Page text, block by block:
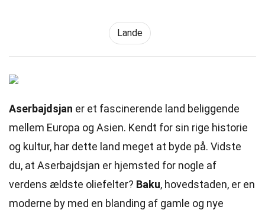
Lande
Aserbajdsjan er et fascinerende land beliggende
mellem Europa og Asien. Kendt for sin rige historie
og kultur, har dette land meget at byde på. Vidste
du, at Aserbajdsjan er hjemsted for nogle af
verdens ældste oliefelter? Baku, hovedstaden, er en
moderne by med en blanding af gamle og nye